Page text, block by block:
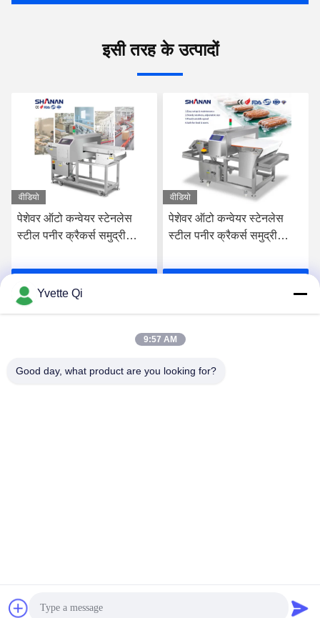
इसी तरह के उत्पादों
वीडियो
पेशेवर ऑटो कन्वेयर स्टेनलेस
स्टील पनीर क्रैकर्स समुद्री
खाद्य धातु डिटेक्टर सीई प्रमाणित
सर्वोत्तम मूल्य प्राप्त करें
वीडियो
खाद्य सुरक्षा के लिए स्वचालित
उपकरण गुणवत्ता और अनुपालन
डिटेक्टर उपकरण
GUANGDONG SHANAN TECHNOLOGY CO.,LTD . सर्वाधिकार
Yvette Qi
9:57 AM
Good day, what product are you looking for?